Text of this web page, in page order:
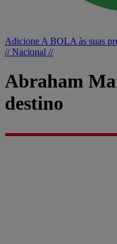
Adicione A BOLA às suas
// Nacional //
Abraham
destino